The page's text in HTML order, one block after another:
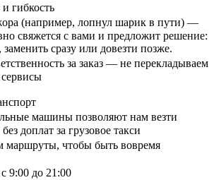
гибкость
(например, лопнул шарик в пути) —
свяжется с вами и предложит решение:
заменить сразу или довезти позже.
за заказ — не перекладываем
машины позволяют нам везти
доплат за грузовое такси
маршруты, чтобы быть вовремя
9:00 до 21:00